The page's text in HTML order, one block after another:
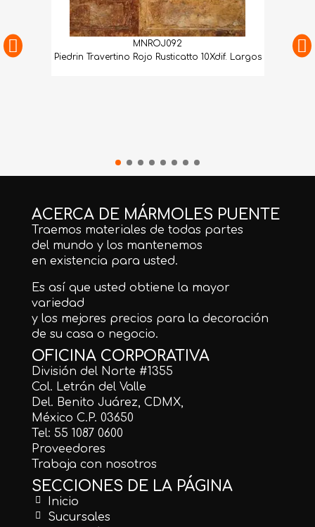
MNROJ092
Piedrin Travertino Rojo Rusticatto 10Xdif. Largos
ACERCA DE MÁRMOLES PUENTE
Traemos materiales de todas partes
del mundo y los mantenemos
en existencia para usted.
Es así que usted obtiene la mayor
variedad
y los mejores precios para la decoración
de su casa o negocio.
OFICINA CORPORATIVA
División del Norte #1355
Col. Letrán del Valle
Del. Benito Juárez, CDMX,
México C.P. 03650
Tel: 55 1087 0600
Proveedores
Trabaja con nosotros
SECCIONES DE LA PÁGINA
Inicio
Sucursales